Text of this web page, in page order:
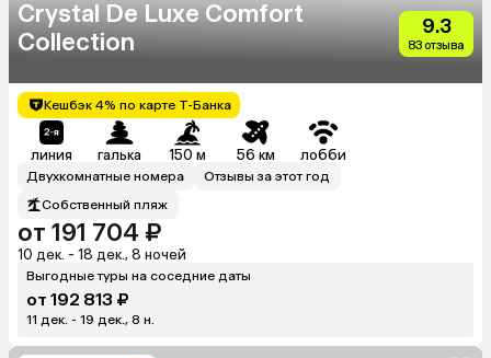
Crystal De Luxe Comfort
Collection
9.3
83 отзыва
Кешбэк 4% по карте Т-Банка
линия галька 150 м 56 км лобби
Двухкомнатные номера
Отзывы за этот год
Собственный пляж
от 191 704 ₽
10 дек. - 18 дек., 8 ночей
Выгодные туры на соседние даты
от 192 813 ₽
11 дек. - 19 дек., 8 н.